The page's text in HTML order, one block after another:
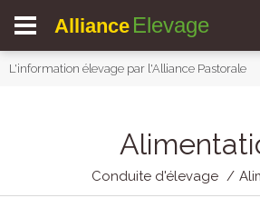
Alliance Elevage
L'information élevage par l'Alliance Pastorale
Conduite d'élevage